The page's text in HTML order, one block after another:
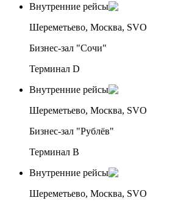
Внутренние рейсы
Шереметьево, Москва, SVO
Бизнес-зал "Сочи"
Терминал D
Внутренние рейсы
Шереметьево, Москва, SVO
Бизнес-зал "Рублёв"
Терминал B
Внутренние рейсы
Шереметьево, Москва, SVO